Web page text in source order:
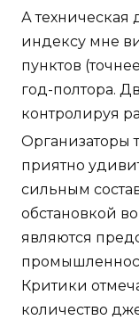
А техническая
индексу мне
пунктов
год-полтора.
контролируя
Организаторы
приятно
сильным
обстановкой
являются
Критики
количество